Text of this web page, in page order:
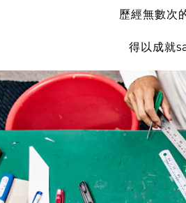
歷經無數次
得以成就